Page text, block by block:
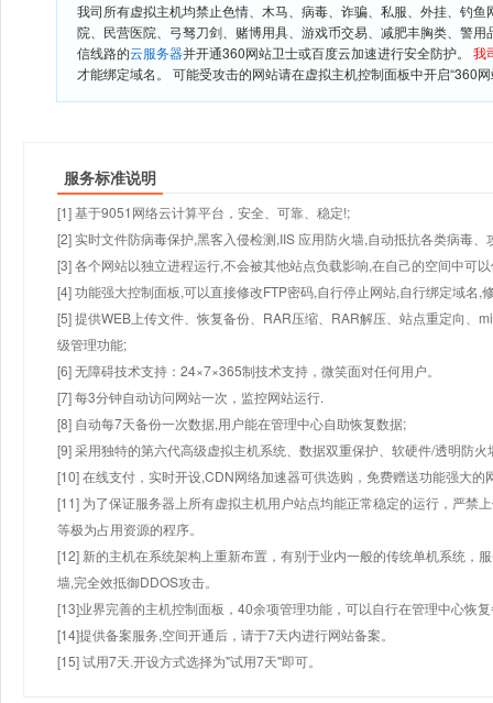
我司所有虚拟主机均禁止色情、木马、病毒、诈骗、私服、外挂、钓
院、民营医院、弓驽刀剑、赌博用具、游戏币交易、减肥丰胸类、警
信线路的云服务器并开通360网站卫士或百度云加速进行安全防护。 我
才能绑定域名。 可能受攻击的网站请在虚拟主机控制面板中开启“360
服务标准说明
[1] 基于9051网络云计算平台，安全、可靠、稳定!;
[2] 实时文件防病毒保护,黑客入侵检测,IIS 应用防火墙,自动抵抗各类病毒、
[3] 各个网站以独立进程运行,不会被其他站点负载影响,在自己的空间中可
[4] 功能强大控制面板,可以直接修改FTP密码,自行停止网站,自行绑定域名,
[5] 提供WEB上传文件、恢复备份、RAR压缩、RAR解压、站点重定向、
级管理功能;
[6] 无障碍技术支持：24×7×365制技术支持，微笑面对任何用户。
[7] 每3分钟自动访问网站一次，监控网站运行.
[8] 自动每7天备份一次数据,用户能在管理中心自助恢复数据;
[9] 采用独特的第六代高级虚拟主机系统、数据双重保护、软硬件/透明防火
[10] 在线支付，实时开设,CDN网络加速器可供选购，免费赠送功能强大
[11] 为了保证服务器上所有虚拟主机用户站点均能正常稳定的运行，严禁
等极为占用资源的程序。
[12] 新的主机在系统架构上重新布置，有别于业内一般的传统单机系统，
墙,完全效抵御DDOS攻击。
[13]业界完善的主机控制面板，40余项管理功能，可以自行在管理中心恢
[14]提供备案服务,空间开通后，请于7天内进行网站备案。
[15] 试用7天.开设方式选择为"试用7天"即可。